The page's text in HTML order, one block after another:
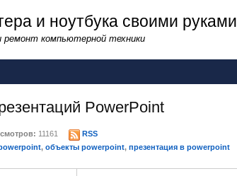
и ноутбука своими руками
ремонт компьютерной техники
PowerPoint
11161
RSS
, объекты powerpoint, презентация в powerpoint